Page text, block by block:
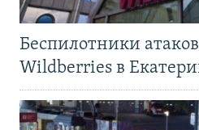
Беспилотники
Wildberries в